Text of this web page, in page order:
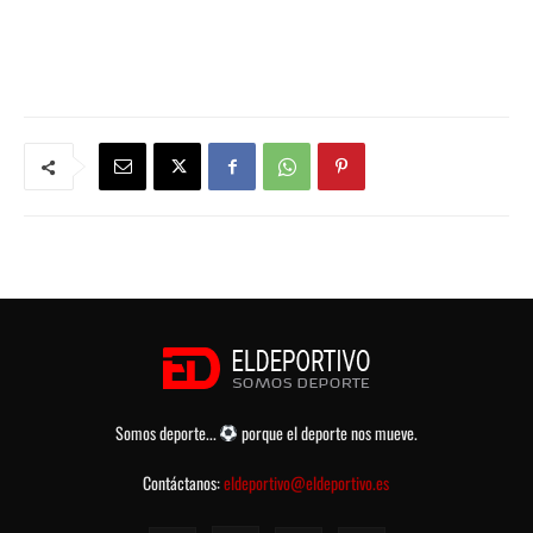
Somos deporte...
porque el deporte nos mueve.
Contáctanos:eldeportivo@eldeportivo.es